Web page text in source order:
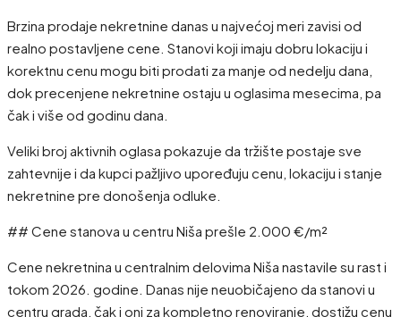
Brzina prodaje nekretnine danas u najvećoj meri zavisi od
realno postavljene cene. Stanovi koji imaju dobru lokaciju i
korektnu cenu mogu biti prodati za manje od nedelju dana,
dok precenjene nekretnine ostaju u oglasima mesecima, pa
čak i više od godinu dana.
Veliki broj aktivnih oglasa pokazuje da tržište postaje sve
zahtevnije i da kupci pažljivo upoređuju cenu, lokaciju i stanje
nekretnine pre donošenja odluke.
## Cene stanova u centru Niša prešle 2.000 €/m²
Cene nekretnina u centralnim delovima Niša nastavile su rast i
tokom 2026. godine. Danas nije neuobičajeno da stanovi u
centru grada, čak i oni za kompletno renoviranje, dostižu cenu